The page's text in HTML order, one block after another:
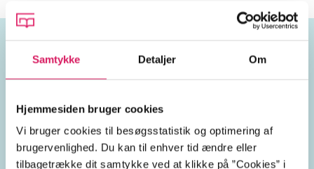
Samtykke Detaljer Om
Hjemmesiden bruger cookies
Vi bruger cookies til besøgsstatistik og optimering af
brugervenlighed. Du kan til enhver tid ændre eller
tilbagetrække dit samtykke ved at klikke på ”Cookies” i
Emneord
nordisk mytologi
nordiske guder